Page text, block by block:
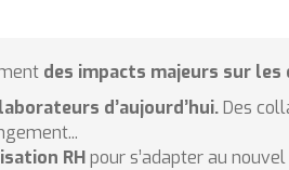
des impacts majeurs sur
d’aujourd’hui.Des
RHpour s’adapter au